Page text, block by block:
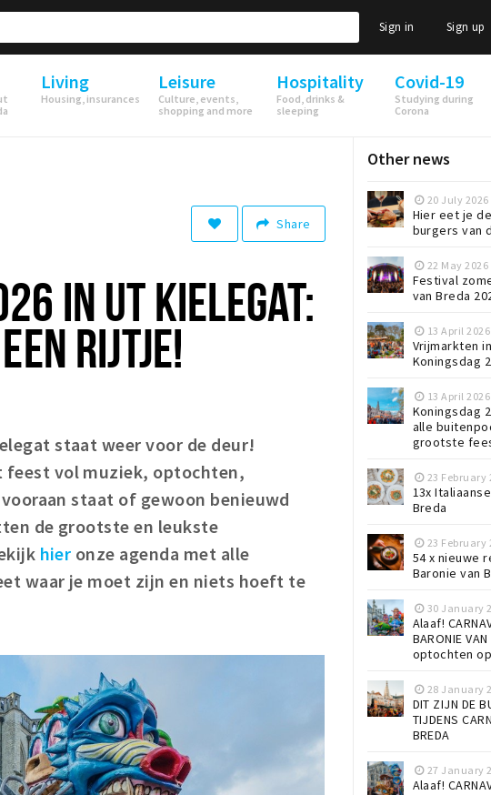
Sign in Sign up
Living
Housing, insurances
Leisure
Culture, events,
shopping and more
Hospitality
Food, drinks &
sleeping
Covid-19
Studying during
Corona
Share
IN UT KIELEGAT:
RIJTJE!
staat weer voor de deur!
feest vol muziek, optochten,
staat of gewoon benieuwd
de grootste en leukste
hier onze agenda met alle
waar je moet zijn en niets hoeft te
Other news
20 July 2026
Hier eet je
burgers van
22 May 2026
Festival
van Breda
13 April 2026
Vrijmarkten
Koningsdag
13 April 2026
Koningsdag
alle
grootste
23 February
13x
Breda
23 February
54 x nieuwe
Baronie van
30 January
Alaaf!
BARONIE
optochten
28 January
DIT ZIJN DE
TIJDENS
BREDA
27 January
Alaaf!